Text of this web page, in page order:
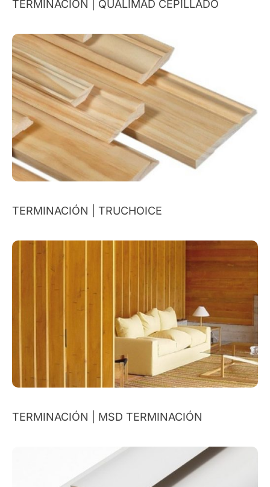
TERMINACIÓN | QUALIMAD CEPILLADO
TERMINACIÓN | TRUCHOICE
TERMINACIÓN | MSD TERMINACIÓN